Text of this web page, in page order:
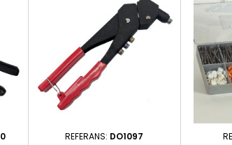
REFERANS: DO1097